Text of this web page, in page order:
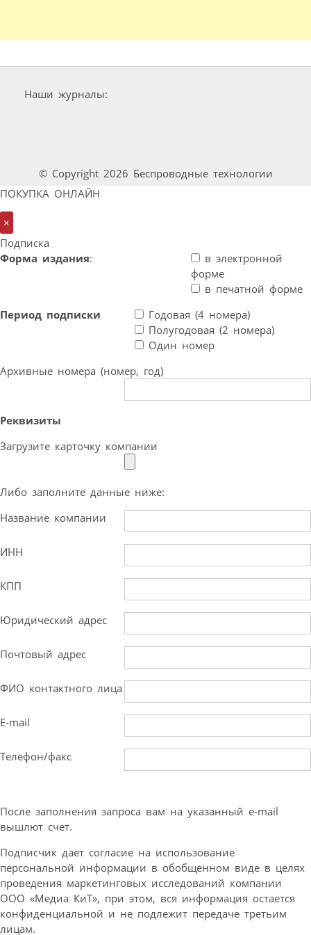
Наши журналы:
© Copyright 2026 Беспроводные технологии
ПОКУПКА ОНЛАЙН
×
Подписка
Форма издания:
в электронной
форме
в печатной форме
Период подписки
Годовая (4 номера)
Полугодовая (2 номера)
Один номер
Архивные номера (номер, год)
Реквизиты
Загрузите карточку компании
Либо заполните данные ниже:
Название компании
ИНН
КПП
Юридический адрес
Почтовый адрес
ФИО контактного лица
E-mail
Телефон/факс
После заполнения запроса вам на указанный e-mail
вышлют счет.
Подписчик дает согласие на использование
персональной информации в обобщенном виде в целях
проведения маркетинговых исследований компании
ООО «Медиа КиТ», при этом, вся информация остается
конфиденциальной и не подлежит передаче третьим
лицам.